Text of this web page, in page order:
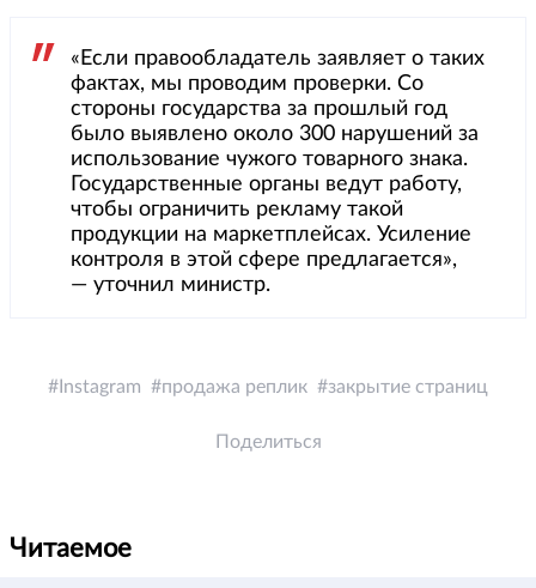
«Если правообладатель заявляет о таких
фактах, мы проводим проверки. Со
стороны государства за прошлый год
было выявлено около 300 нарушений за
использование чужого товарного знака.
Государственные органы ведут работу,
чтобы ограничить рекламу такой
продукции на маркетплейсах. Усиление
контроля в этой сфере предлагается»,
— уточнил министр.
Instagram продажа реплик закрытие страниц
Поделиться
Читаемое